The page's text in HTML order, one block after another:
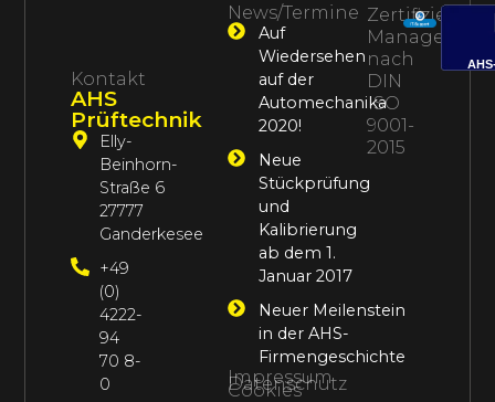
News/Termine
Auf
Wiedersehen
auf der
Automechanika
2020!
Neue
Stückprüfung
und
Kalibrierung
ab dem 1.
Januar 2017
Neuer Meilenstein
in der AHS-
Firmengeschichte
Impressum
Datenschutz
Cookies
Kontakt
AHS
Prüftechnik
Elly-
Beinhorn-
Straße 6
27777
Ganderkesee
+49
(0)
4222-
94
70 8-
0
Zertifiziertes
nach
DIN
ISO
9001-
2015